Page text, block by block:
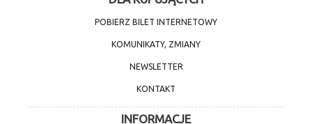
POBIERZ BILET INTERNETOWY
KOMUNIKATY, ZMIANY
NEWSLETTER
KONTAKT
INFORMACJE